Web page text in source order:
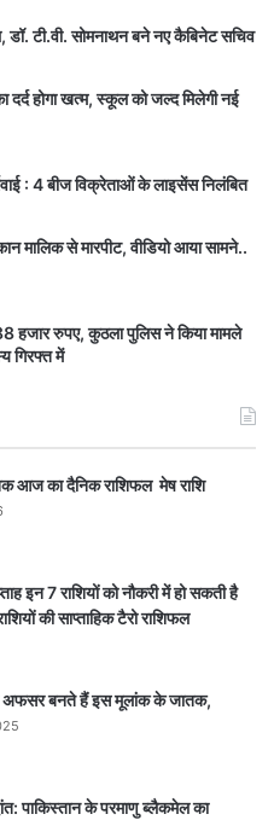
टी.वी. सोमनाथन बने नए कैबिनेट सचिव
होगा खत्म, स्कूल को जल्द मिलेगी नई
: 4 बीज विक्रेताओं के लाइसेंस निलंबित
मालिक से मारपीट, वीडियो आया सामने..
हजार रुपए, कुठला पुलिस ने किया मामले
गिरफ्त में
आज का दैनिक राशिफल मेष राशि
इन 7 राशियों को नौकरी में हो सकती है
की साप्ताहिक टैरो राशिफल
बनते हैं इस मूलांक के जातक,
पाकिस्तान के परमाणु ब्लैकमेल का